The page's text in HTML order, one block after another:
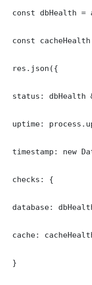
const dbHealth =
const
res.json({
status: dbHealth
uptime:
timestamp: new
checks: {
database:
cache:
}